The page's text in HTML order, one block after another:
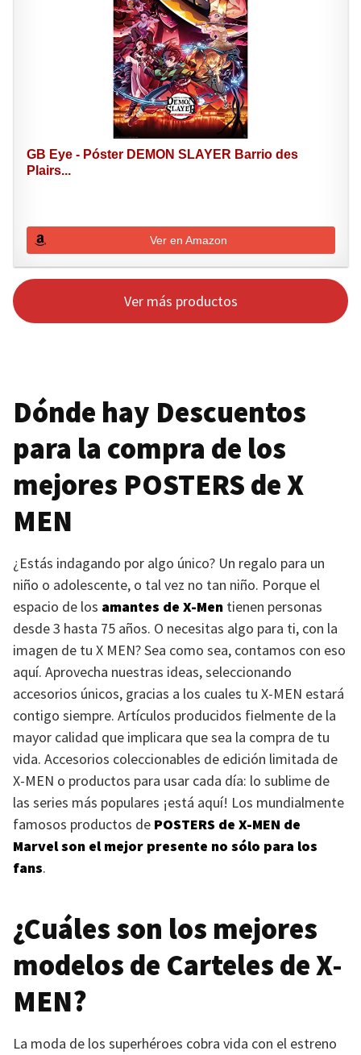
GB Eye - Póster DEMON SLAYER Barrio des
Plairs...
Ver en Amazon
Ver más productos
Dónde hay Descuentos
para la compra de los
mejores POSTERS deX
MEN
¿Estás indagando por algo único? Un regalo para un
niño o adolescente, o tal vez no tan niño. Porque el
espacio de los amantes de X-Men tienen personas
desde 3 hasta 75 años. O necesitas algo para ti, con la
imagen de tu X MEN? Sea como sea, contamos con eso
aquí. Aprovecha nuestras ideas, seleccionando
accesorios únicos, gracias a los cuales tu X-MEN estará
contigo siempre. Artículos producidos fielmente de la
mayor calidad que implicara que sea la compra de tu
vida. Accesorios coleccionables de edición limitada de
X-MEN o productos para usar cada día: lo sublime de
las series más populares ¡está aquí! Los mundialmente
famosos productos de POSTERS de X-MEN de
Marvel son el mejor presente no sólo para los
fans.
¿Cuáles son los mejores
modelos de Carteles deX-
MEN?
La moda de los superhéroes cobra vida con el estreno